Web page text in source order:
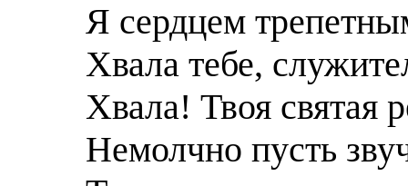
Я сердцем
Хвала тебе,
Хвала! Твоя святая
Немолчно пусть